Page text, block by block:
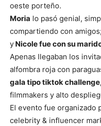
oeste porteño.
Moria lo pasó genial,
compartiendo con amigos;
y Nicole fue con su
Apenas llegaban los
alfombra roja con
gala tipo tiktok
filmmakers y alto
El evento fue organizado
celebrity & influencer